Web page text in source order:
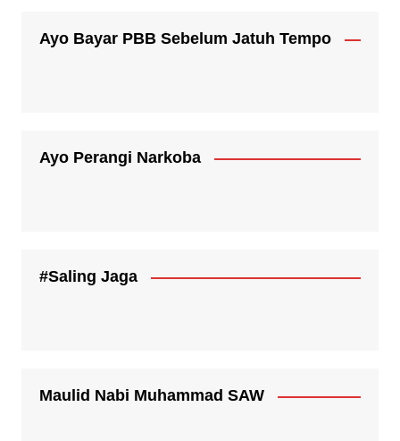
Ayo Bayar PBB Sebelum Jatuh Tempo
Ayo Perangi Narkoba
#Saling Jaga
Maulid Nabi Muhammad SAW